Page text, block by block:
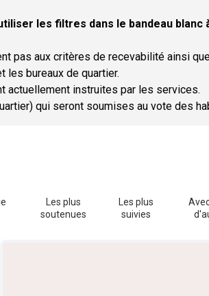
les filtres dans le bandeau blanc
pas aux critères de recevabilité ainsi
les bureaux de quartier.
actuellement instruites par les services.
qui seront soumises au vote des
Les plus
soutenues
Les plus
suivies